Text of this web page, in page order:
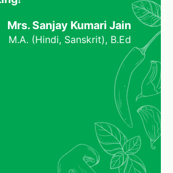
Mrs. Sanjay Kumari Jain
M.A. (Hindi, Sanskrit), B.Ed